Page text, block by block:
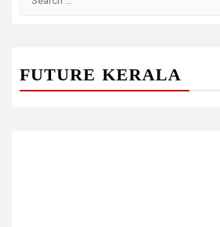
FUTURE KERALA